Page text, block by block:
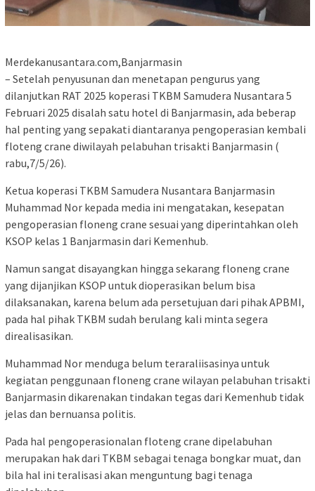
Merdekanusantara.com,Banjarmasin
– Setelah penyusunan dan menetapan pengurus yang
dilanjutkan RAT 2025 koperasi TKBM Samudera Nusantara 5
Februari 2025 disalah satu hotel di Banjarmasin, ada beberap
hal penting yang sepakati diantaranya pengoperasian kembali
floteng crane diwilayah pelabuhan trisakti Banjarmasin (
rabu,7/5/26).
Ketua koperasi TKBM Samudera Nusantara Banjarmasin
Muhammad Nor kepada media ini mengatakan, kesepatan
pengoperasian floneng crane sesuai yang diperintahkan oleh
KSOP kelas 1 Banjarmasin dari Kemenhub.
Namun sangat disayangkan hingga sekarang floneng crane
yang dijanjikan KSOP untuk dioperasikan belum bisa
dilaksanakan, karena belum ada persetujuan dari pihak APBMI,
pada hal pihak TKBM sudah berulang kali minta segera
direalisasikan.
Muhammad Nor menduga belum teraraliisasinya untuk
kegiatan penggunaan floneng crane wilayan pelabuhan trisakti
Banjarmasin dikarenakan tindakan tegas dari Kemenhub tidak
jelas dan bernuansa politis.
Pada hal pengoperasionalan floteng crane dipelabuhan
merupakan hak dari TKBM sebagai tenaga bongkar muat, dan
bila hal ini teralisasi akan menguntung bagi tenaga